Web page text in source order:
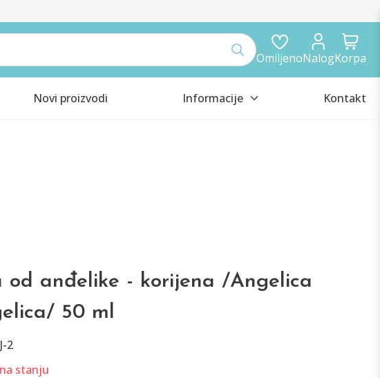
OmiljenoNalogKorpa
Novi proizvodi Informacije Kontakt
od anđelike - korijena /Angelica
50 ml
2
stanju